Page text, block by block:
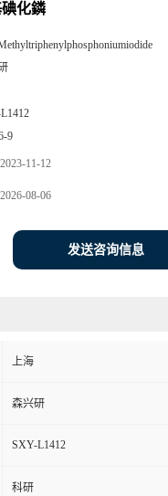
化鏻
9
2023-11-12
2026-08-06
发送咨询信息
上海
森兴研
SXY-L1412
科研